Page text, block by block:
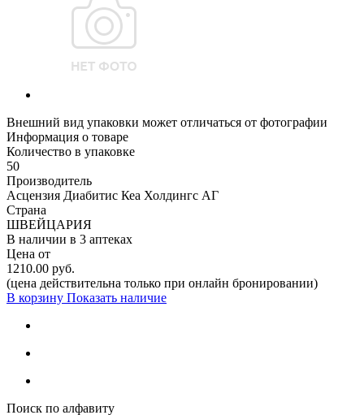
Внешний вид упаковки может отличаться от фотографии
Информация о товаре
Количество в упаковке
50
Производитель
Асцензия Диабитис Кеа Холдингс АГ
Страна
ШВЕЙЦАРИЯ
В наличии в 3 аптеках
Цена от
1210.00 руб.
(цена действительна только при онлайн бронировании)
В корзину Показать наличие
Поиск по алфавиту